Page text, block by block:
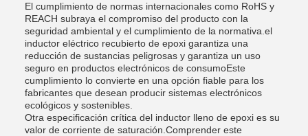
El cumplimiento de normas internacionales como RoHS y
REACH subraya el compromiso del producto con la
seguridad ambiental y el cumplimiento de la normativa.el
inductor eléctrico recubierto de epoxi garantiza una
reducción de sustancias peligrosas y garantiza un uso
seguro en productos electrónicos de consumoEste
cumplimiento lo convierte en una opción fiable para los
fabricantes que desean producir sistemas electrónicos
ecológicos y sostenibles.
Otra especificación crítica del inductor lleno de epoxi es su
valor de corriente de saturación.Comprender este